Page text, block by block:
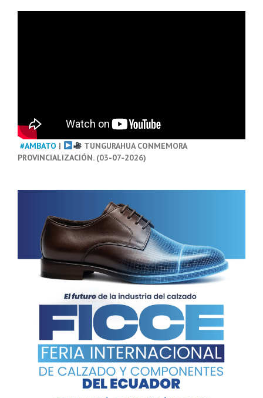
#AMBATO |
TUNGURAHUA CONMEMORA
PROVINCIALIZACIÓN. (03-07-2026)